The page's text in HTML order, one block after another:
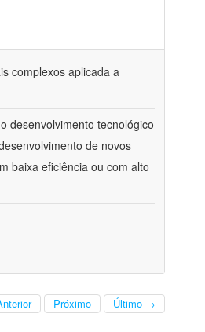
complexos aplicada a
desenvolvimento tecnológico
de novos
baixa eficiência ou com alto
Próximo Último →